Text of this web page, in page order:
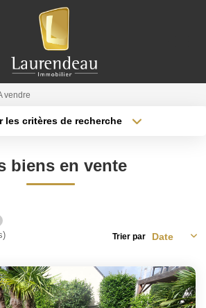
ACHETER
Dossier De Candidature Locataire
AVIS CLIENTS
vendre
les critères de recherche
biens en vente
Trier par